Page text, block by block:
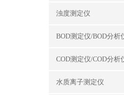
浊度测定仪
水质离子测定仪